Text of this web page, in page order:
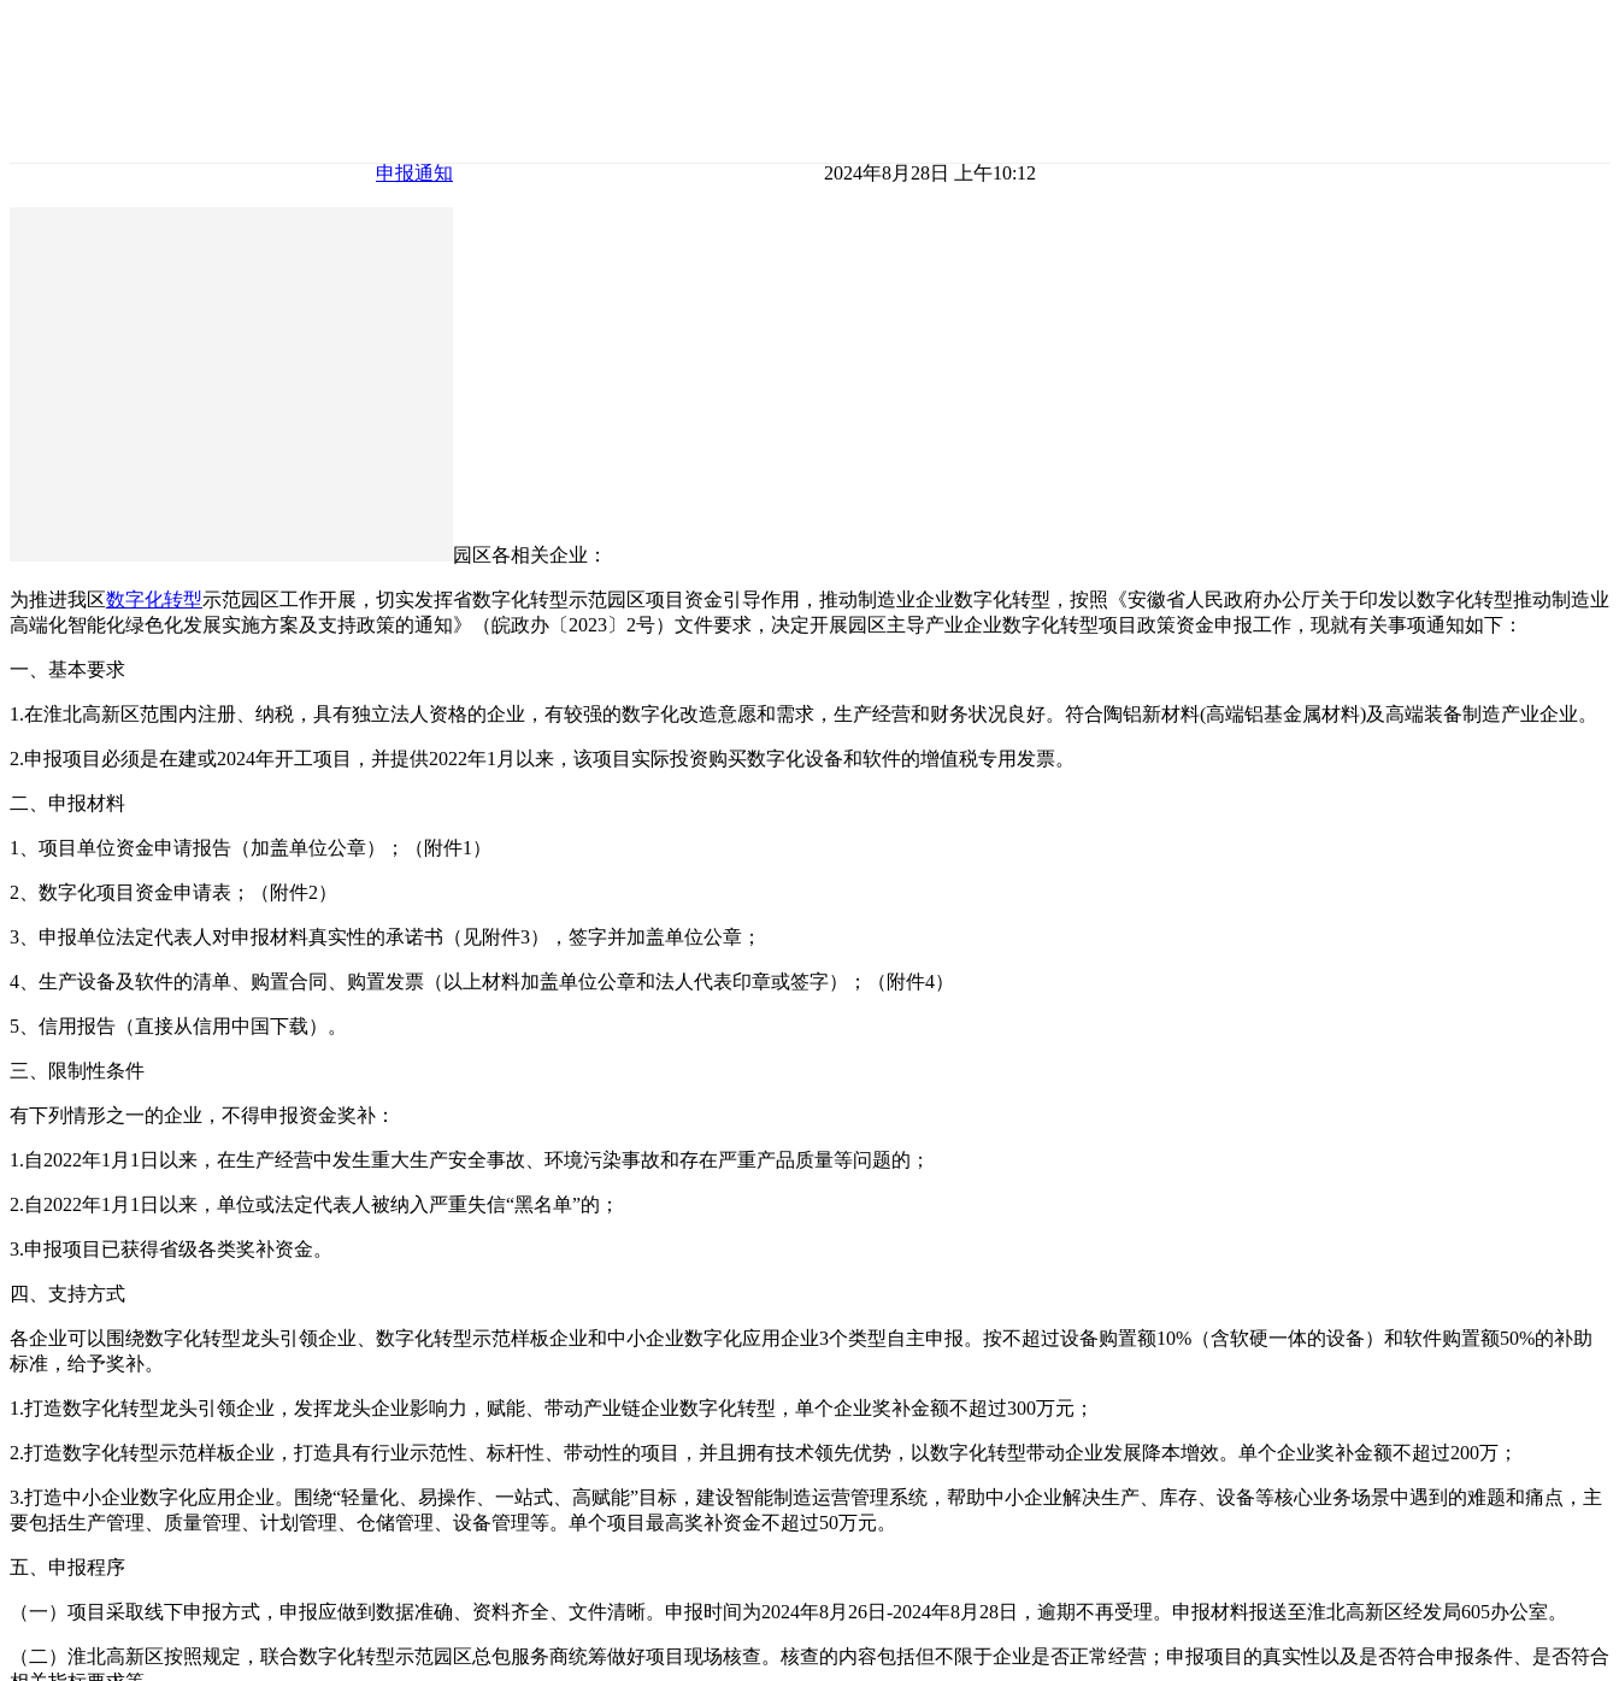
申报通知 2024年8月28日 上午10:12
园区各相关企业：
为推进我区数字化转型示范园区工作开展，切实发挥省数字化转型示范园区项目资金引导作用，推动制造业企业数字化转型，按照《安徽省人民政府办公厅关于印发以数字化转型推动制造业
高端化智能化绿色化发展实施方案及支持政策的通知》（皖政办〔2023〕2号）文件要求，决定开展园区主导产业企业数字化转型项目政策资金申报工作，现就有关事项通知如下：
一、基本要求
1.在淮北高新区范围内注册、纳税，具有独立法人资格的企业，有较强的数字化改造意愿和需求，生产经营和财务状况良好。符合陶铝新材料(高端铝基金属材料)及高端装备制造产业企业。
2.申报项目必须是在建或2024年开工项目，并提供2022年1月以来，该项目实际投资购买数字化设备和软件的增值税专用发票。
二、申报材料
1、项目单位资金申请报告（加盖单位公章）；（附件1）
2、数字化项目资金申请表；（附件2）
3、申报单位法定代表人对申报材料真实性的承诺书（见附件3），签字并加盖单位公章；
4、生产设备及软件的清单、购置合同、购置发票（以上材料加盖单位公章和法人代表印章或签字）；（附件4）
5、信用报告（直接从信用中国下载）。
三、限制性条件
有下列情形之一的企业，不得申报资金奖补：
1.自2022年1月1日以来，在生产经营中发生重大生产安全事故、环境污染事故和存在严重产品质量等问题的；
2.自2022年1月1日以来，单位或法定代表人被纳入严重失信“黑名单”的；
3.申报项目已获得省级各类奖补资金。
四、支持方式
各企业可以围绕数字化转型龙头引领企业、数字化转型示范样板企业和中小企业数字化应用企业3个类型自主申报。按不超过设备购置额10%（含软硬一体的设备）和软件购置额50%的补助
标准，给予奖补。
1.打造数字化转型龙头引领企业，发挥龙头企业影响力，赋能、带动产业链企业数字化转型，单个企业奖补金额不超过300万元；
2.打造数字化转型示范样板企业，打造具有行业示范性、标杆性、带动性的项目，并且拥有技术领先优势，以数字化转型带动企业发展降本增效。单个企业奖补金额不超过200万；
3.打造中小企业数字化应用企业。围绕“轻量化、易操作、一站式、高赋能”目标，建设智能制造运营管理系统，帮助中小企业解决生产、库存、设备等核心业务场景中遇到的难题和痛点，主
要包括生产管理、质量管理、计划管理、仓储管理、设备管理等。单个项目最高奖补资金不超过50万元。
五、申报程序
（一）项目采取线下申报方式，申报应做到数据准确、资料齐全、文件清晰。申报时间为2024年8月26日-2024年8月28日，逾期不再受理。申报材料报送至淮北高新区经发局605办公室。
（二）淮北高新区按照规定，联合数字化转型示范园区总包服务商统筹做好项目现场核查。核查的内容包括但不限于企业是否正常经营；申报项目的真实性以及是否符合申报条件、是否符合